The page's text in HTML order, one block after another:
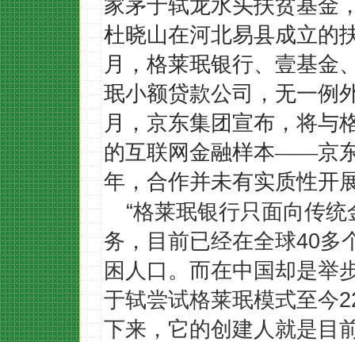
家茅于轼龙水头扶贫基金
杜晓山在河北易县成立的
月，格莱珉银行、壹基金
珉小额贷款公司，无一例
月，京东集团宣布，将与
的互联网金融样本——京
年，合作并未有实质性开
“格莱珉银行只面向传
务，目前已经在全球40多
困人口。而在中国却是举
于轼尝试格莱珉模式至今
下来，它的创建人就是目